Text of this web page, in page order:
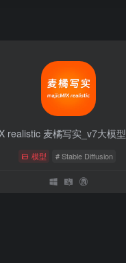
realistic 麦橘写实_v7大模型
模型 # Stable Diffusion